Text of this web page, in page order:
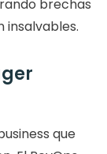
brechas
insalvables.
que